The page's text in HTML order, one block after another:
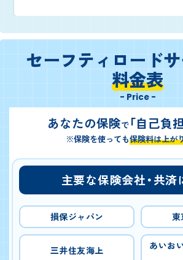
セーフティロード
料金表
- Price -
あなたの保険で「自己負
※保険を使っても保険料は上が
主要な保険会社・共済
損保ジャパン 東
三井住友海上
あいお